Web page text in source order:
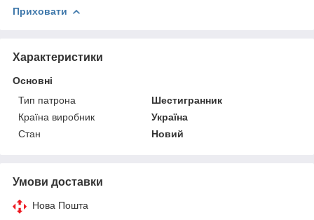
Приховати
Характеристики
Основні
Тип патрона
Шестигранник
Країна виробник
Україна
Стан
Новий
Умови доставки
Нова Пошта